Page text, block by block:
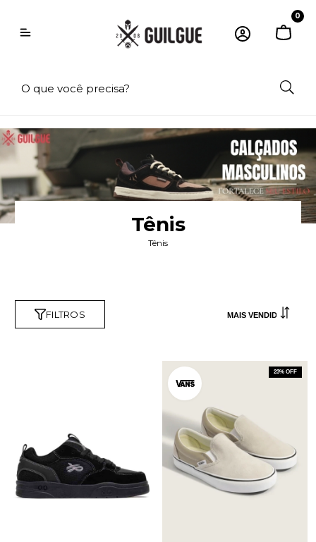
0
Tênis
Tênis
FILTROS
23% OFF